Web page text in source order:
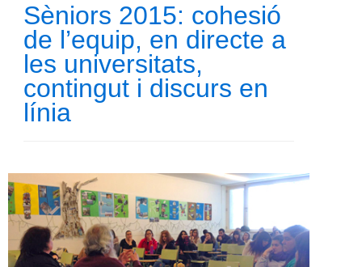
Sèniors 2015: cohesió
de l’equip, en directe a
les universitats,
contingut i discurs en
línia